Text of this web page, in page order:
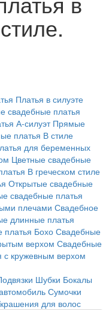
Платья в силуэте
свадебные платья
А-силуэт Прямые
платья В стиле
для беременных
Цветные свадебные
В греческом стиле
Открытые свадебные
свадебные платья
плечами Свадебное
длинные платья
платья Бохо Свадебные
верхом Свадебные
с кружевным верхом
Шубки Бокалы
Сумочки
для волос